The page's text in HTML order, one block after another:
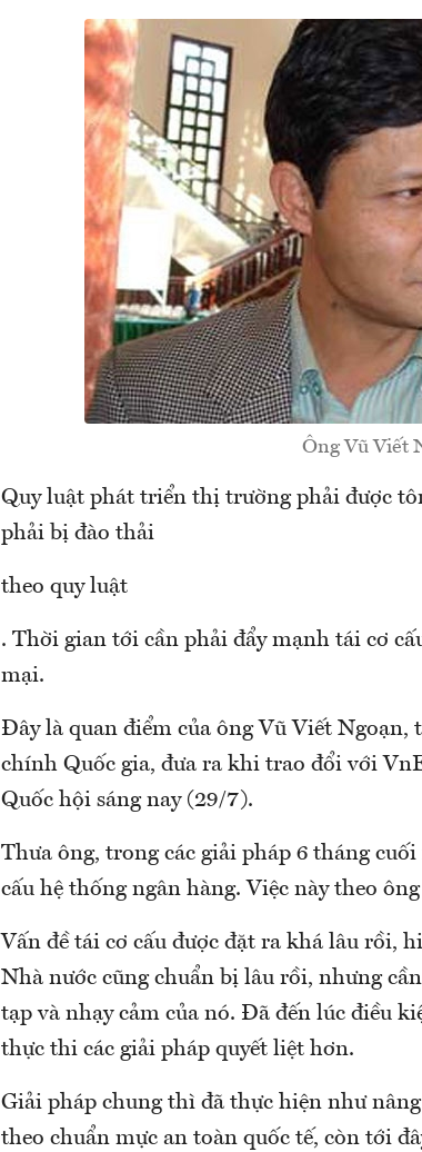
Ông Vũ Viết
Quy luật phát triển thị trường phải được
phải bị đào thải
theo quy luật
. Thời gian tới cần phải đẩy mạnh tái cơ
mại.
Đây là quan điểm của ông Vũ Viết Ngoạn,
chính Quốc gia, đưa ra khi trao đổi với
Quốc hội sáng nay (29/7).
Thưa ông, trong các giải pháp 6 tháng
cấu hệ thống ngân hàng. Việc này theo
Vấn đề tái cơ cấu được đặt ra khá lâu rồi,
Nhà nước cũng chuẩn bị lâu rồi, nhưng
tạp và nhạy cảm của nó. Đã đến lúc điều
thực thi các giải pháp quyết liệt hơn.
Giải pháp chung thì đã thực hiện như
theo chuẩn mực an toàn quốc tế, còn tới